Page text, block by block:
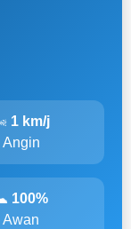
1 km/j
Angin
100%
Awan